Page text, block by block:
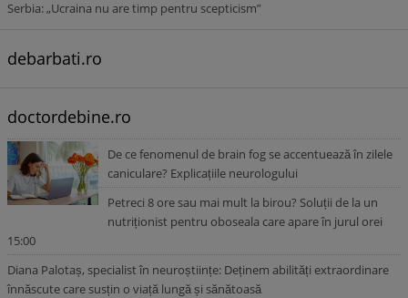
Serbia: „Ucraina nu are timp pentru scepticism”
debarbati.ro
doctordebine.ro
De ce fenomenul de brain fog se accentuează în zilele
caniculare? Explicațiile neurologului
Petreci 8 ore sau mai mult la birou? Soluții de la un
nutriționist pentru oboseala care apare în jurul orei
15:00
Diana Palotaș, specialist în neuroștiințe: Deținem abilități extraordinare
înnăscute care susțin o viață lungă și sănătoasă